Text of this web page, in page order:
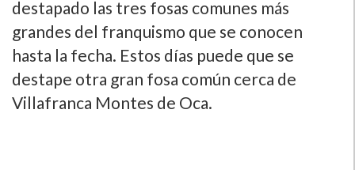
destapado las tres fosas comunes más
grandes del franquismo que se conocen
hasta la fecha. Estos dí­as puede que se
destape otra gran fosa común cerca de
Villafranca Montes de Oca.